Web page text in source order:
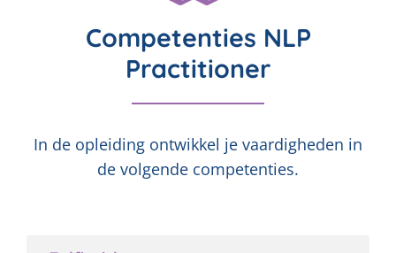
Competenties NLP
Practitioner
In de opleiding ontwikkel je vaardigheden in
de volgende competenties.